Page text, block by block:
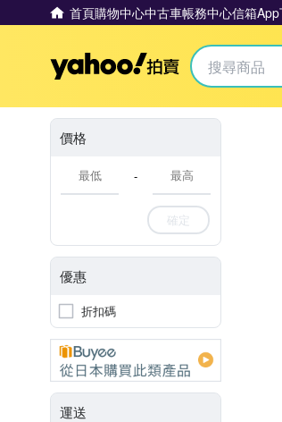
首頁購物中心中古車帳務中心信箱
Yahoo拍賣
價格
-
確定
優惠
折扣碼
運送